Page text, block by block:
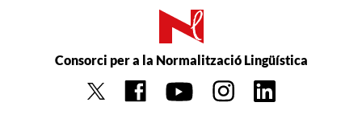
Consorci per a la Normalització Lingüística